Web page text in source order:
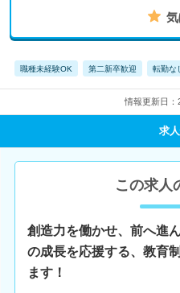
職種未経験OK 第二新卒歓迎 転勤なし
情報更新日：
求
この求人
創造力を働かせ、前へ進
の成長を応援する、教育
ます！